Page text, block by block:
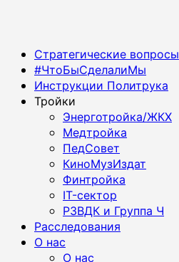
Основное
меню
Стратегические вопросы
#ЧтоБыСделалиМы
Инструкции Политрука
Тройки
Энерготройка/ЖКХ
Медтройка
ПедСовет
КиноМузИздат
Финтройка
IT-сектор
РЗВДК и Группа Ч
Расследования
О нас
О нас